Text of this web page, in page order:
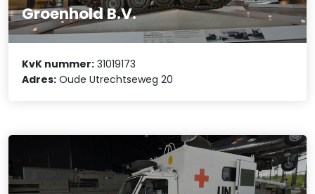
Groenhold B.V.
KvK nummer: 31019173
Adres: Oude Utrechtseweg 20